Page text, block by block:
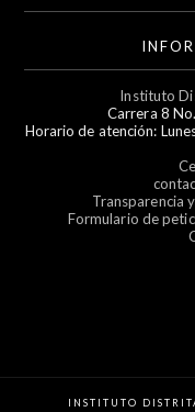
Instituto
Carrera 8
Horario de atención:
Transparencia
Formulario de
INSTITUTO